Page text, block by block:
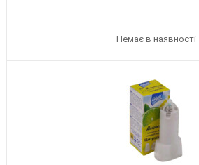
Немає в наявності